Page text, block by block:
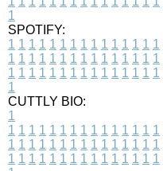
1
SPOTIFY:
1 1 1 1 1 1 1 1 1 1 1 1 1 1 1
1 1 1 1 1 1 1 1 1 1 1 1 1 1 1
1 1 1 1 1 1 1 1 1 1 1 1 1 1 1
1
CUTTLY BIO:
1
1 1 1 1 1 1 1 1 1 1 1 1 1 1 1
1 1 1 1 1 1 1 1 1 1 1 1 1 1 1
1 1 1 1 1 1 1 1 1 1 1 1 1 1 1